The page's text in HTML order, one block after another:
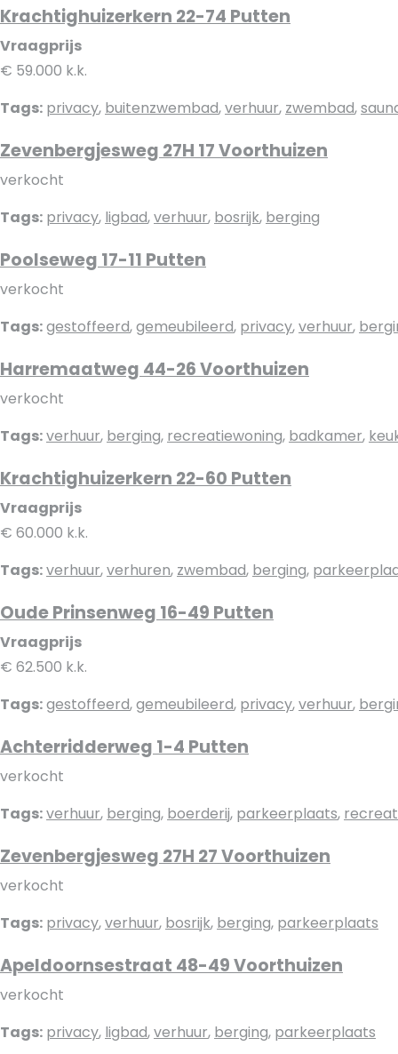
Krachtighuizerkern 22-74 Putten
Vraagprijs
€ 59.000 k.k.
Tags: privacy, buitenzwembad,verhuur, zwembad,
Zevenbergjesweg 27H 17 Voorthuizen
verkocht
Tags: privacy, ligbad,verhuur, bosrijk, berging
Poolseweg 17-11 Putten
verkocht
Tags:gestoffeerd,gemeubileerd, privacy,verhuur,
Harremaatweg 44-26 Voorthuizen
verkocht
Tags:verhuur, berging, recreatiewoning, badkamer,
Krachtighuizerkern 22-60 Putten
Vraagprijs
€ 60.000 k.k.
Tags:verhuur,verhuren, zwembad, berging,
Oude Prinsenweg 16-49 Putten
Vraagprijs
€ 62.500 k.k.
Tags:gestoffeerd,gemeubileerd, privacy,verhuur,
Achterridderweg 1-4 Putten
verkocht
Tags:verhuur, berging, boerderij, parkeerplaats,
Zevenbergjesweg 27H 27 Voorthuizen
verkocht
Tags: privacy,verhuur, bosrijk, berging, parkeerplaats
Apeldoornsestraat 48-49 Voorthuizen
verkocht
Tags: privacy, ligbad,verhuur, berging, parkeerplaats